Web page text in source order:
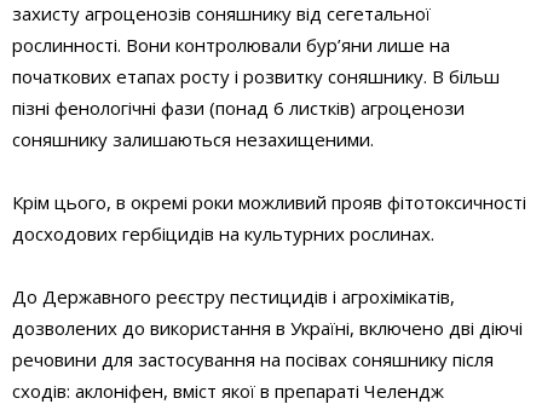
захисту агроценозів соняшнику від сегетальної
рослинності. Вони контролювали бур’яни лише на
початкових етапах росту і розвитку соняшнику. В більш
пізні фенологічні фази (понад 6 листків) агроценози
соняшнику залишаються незахищеними.
Крім цього, в окремі роки можливий прояв фітотоксичності
досходових гербіцидів на культурних рослинах.
До Державного реєстру пестицидів і агрохімікатів,
дозволених до використання в Україні, включено дві діючі
речовини для застосування на посівах соняшнику після
сходів: аклоніфен, вміст якої в препараті Челендж